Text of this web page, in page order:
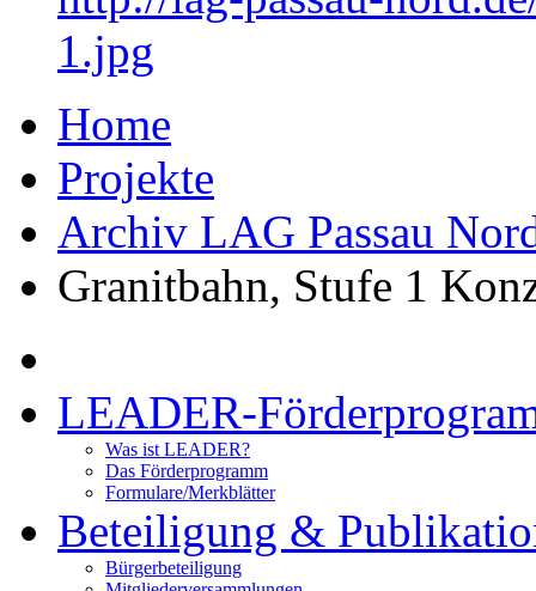
1.jpg
Home
Projekte
Archiv LAG Passau
Granitbahn, Stufe 1
LEADER-
Was ist LEADER?
Das Förderprogramm
Formulare/Merkblätter
Beteiligung &
Bürgerbeteiligung